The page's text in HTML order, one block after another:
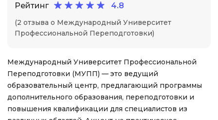
Рейтинг 4.8
(2 отзыва о Международный Университет
Профессиональной Переподготовки)
Международный Университет Профессиональной
Переподготовки (МУПП) — это ведущий
образовательный центр, предлагающий программы
дополнительного образования, переподготовки и
повышения квалификации для специалистов из